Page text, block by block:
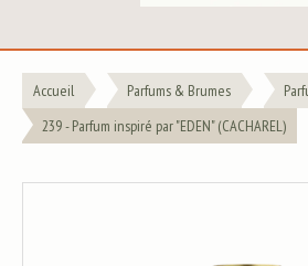
Accueil Parfums & Brumes
239 - Parfum inspiré par "EDEN" (CACHAREL)